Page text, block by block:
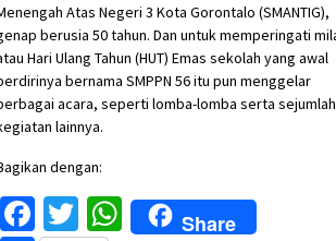
Atas Negeri 3 Kota Gorontalo (SMANTIG),
berusia 50 tahun. Dan untuk memperingati
Hari Ulang Tahun (HUT) Emas sekolah yang awal
bernama SMPPN 56 itu pun menggelar
acara, seperti lomba-lomba serta sejumlah
lainnya.
dengan:
Facebook
Twitter
WhatsApp
Share